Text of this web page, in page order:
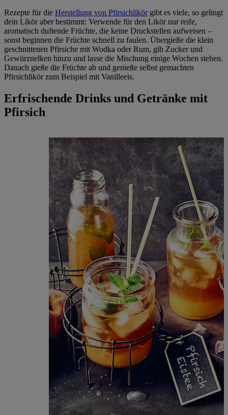
Rezepte für die Herstellung von Pfirsichlikörgibt es viele, so gelingt
dein Likör aber bestimmt: Verwende für den Likör nur reife,
aromatisch duftende Früchte, die keine Druckstellen aufweisen –
sonst beginnen die Früchte schnell zu faulen. Übergieße die klein
geschnittenen Pfirsiche mit Wodka oder Rum, gib Zucker und
Gewürznelken hinzu und lasse die Mischung einige Wochen stehen.
Danach gieße die Früchte ab und genieße selbst gemachten
Pfirsichlikör zum Beispiel mit Vanilleeis.
Erfrischende Drinks und Getränke mit
Pfirsich